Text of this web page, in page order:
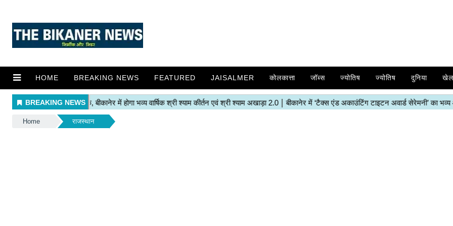
HOME BREAKING NEWS FEATURED JAISALMER कोलकात्ता जॉब्स ज्योतिष ज्योतिष दुनिया खेल
Home राजस्थान